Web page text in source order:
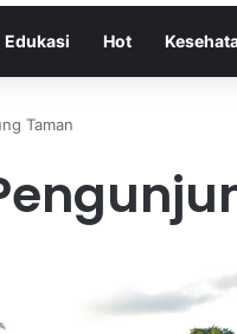
Edukasi Hot
Taman